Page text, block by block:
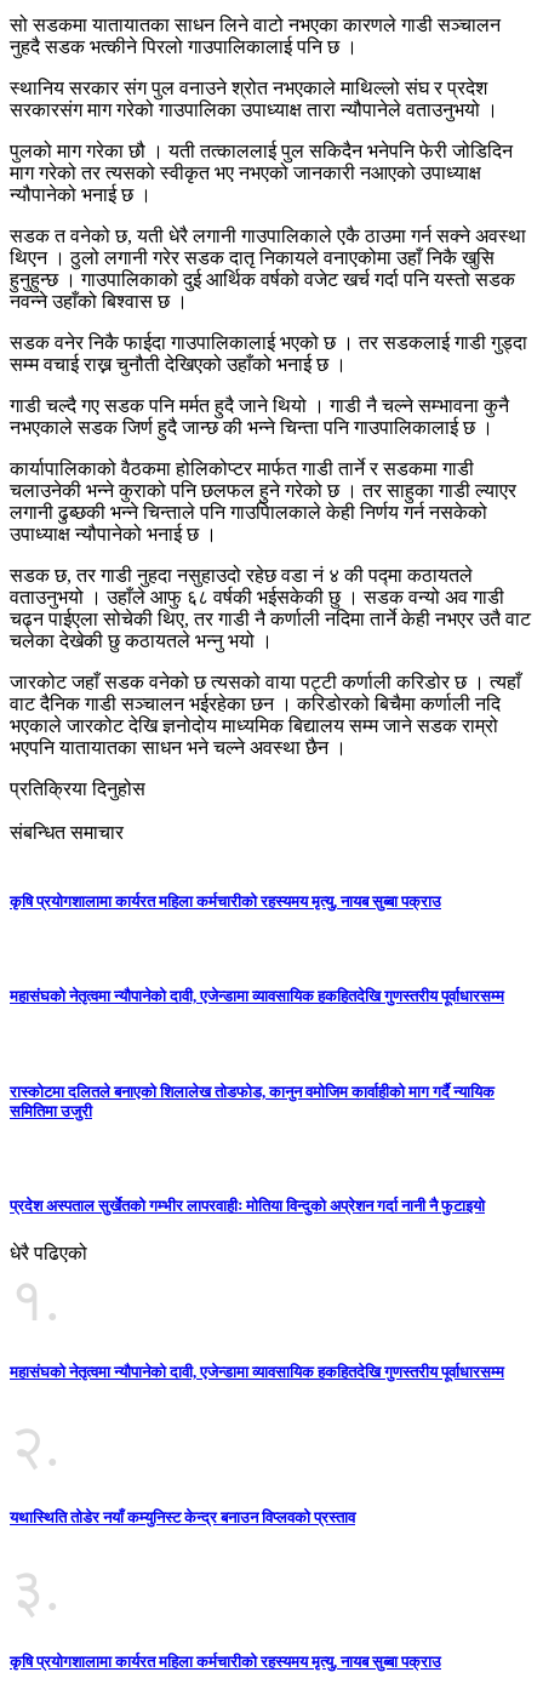
सो सडकमा यातायातका साधन लिने वाटो नभएका कारणले गाडी सञ्चालन
नुहदै सडक भत्कीने पिरलो गाउपालिकालाई पनि छ ।
स्थानिय सरकार संग पुल वनाउने श्रोत नभएकाले माथिल्लो संघ र प्रदेश
सरकारसंग माग गरेको गाउपालिका उपाध्याक्ष तारा न्यौपानेले वताउनुभयो ।
पुलको माग गरेका छौ । यती तत्काललाई पुल सकिदैन भनेपनि फेरी जोडिदिन
माग गरेको तर त्यसको स्वीकृत भए नभएको जानकारी नआएको उपाध्याक्ष
न्यौपानेको भनाई छ ।
सडक त वनेको छ, यती धेरै लगानी गाउपालिकाले एकै ठाउमा गर्न सक्ने अवस्था
थिएन । ठुलो लगानी गरेर सडक दातृ निकायले वनाएकोमा उहाँ निकै खुसि
हुनुहुन्छ । गाउपालिकाको दुई आर्थिक वर्षको वजेट खर्च गर्दा पनि यस्तो सडक
नवन्ने उहाँको बिश्वास छ ।
सडक वनेर निकै फाईदा गाउपालिकालाई भएको छ । तर सडकलाई गाडी गुड्दा
सम्म वचाई राख्न चुनौती देखिएको उहाँको भनाई छ ।
गाडी चल्दै गए सडक पनि मर्मत हुदै जाने थियो । गाडी नै चल्ने सम्भावना कुनै
नभएकाले सडक जिर्ण हुदै जान्छ की भन्ने चिन्ता पनि गाउपालिकालाई छ ।
कार्यापालिकाको वैठकमा होलिकोप्टर मार्फत गाडी तार्ने र सडकमा गाडी
चलाउनेकी भन्ने कुराको पनि छलफल हुने गरेको छ । तर साहुका गाडी ल्याएर
लगानी ढुब्छकी भन्ने चिन्ताले पनि गाउपािलकाले केही निर्णय गर्न नसकेको
उपाध्याक्ष न्यौपानेको भनाई छ ।
सडक छ, तर गाडी नुहदा नसुहाउदो रहेछ वडा नं ४ की पद्मा कठायतले
वताउनुभयो । उहाँले आफु ६८ वर्षकी भईसकेकी छु । सडक वन्यो अव गाडी
चढ्न पाईएला सोचेकी थिए, तर गाडी नै कर्णाली नदिमा तार्ने केही नभएर उतै वाट
चलेका देखेकी छु कठायतले भन्नु भयो ।
जारकोट जहाँ सडक वनेको छ त्यसको वाया पट्टी कर्णाली करिडोर छ । त्यहाँ
वाट दैनिक गाडी सञ्चालन भईरहेका छन । करिडोरको बिचैमा कर्णाली नदि
भएकाले जारकोट देखि ज्ञनोदोय माध्यमिक बिद्यालय सम्म जाने सडक राम्रो
भएपनि यातायातका साधन भने चल्ने अवस्था छैन ।
प्रतिक्रिया दिनुहोस
संबन्धित समाचार
कृषि प्रयोगशालामा कार्यरत महिला कर्मचारीको रहस्यमय मृत्यु, नायब सुब्बा पक्राउ
महासंघको नेतृत्वमा न्यौपानेको दावी, एजेन्डामा व्यावसायिक हकहितदेखि गुणस्तरीय पूर्वाधारसम्म
रास्कोटमा दलितले बनाएको शिलालेख तोडफोड, कानुन वमोजिम कार्वाहीको माग गर्दै न्यायिक
समितिमा उजुरी
प्रदेश अस्पताल सुर्खेतको गम्भीर लापरवाहीः मोतिया विन्दुको अप्रेशन गर्दा नानी नै फुटाइयाे
धेरै पढिएको
१.
महासंघको नेतृत्वमा न्यौपानेको दावी, एजेन्डामा व्यावसायिक हकहितदेखि गुणस्तरीय पूर्वाधारसम्म
२.
यथास्थिति तोडेर नयाँ कम्युनिस्ट केन्द्र बनाउन विप्लवको प्रस्ताव
३.
कृषि प्रयोगशालामा कार्यरत महिला कर्मचारीको रहस्यमय मृत्यु, नायब सुब्बा पक्राउ